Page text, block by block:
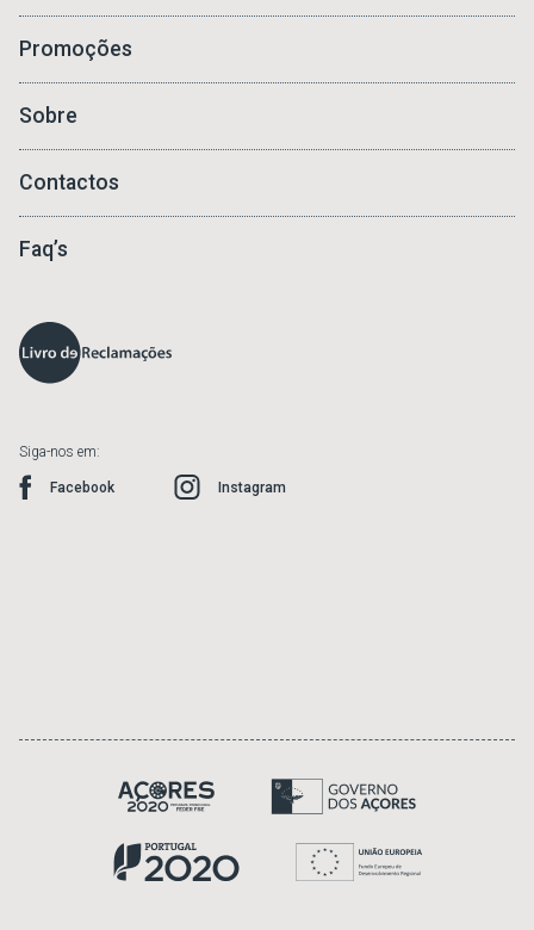
Promoções
Sobre
Contactos
Faq’s
Siga-nos em:
Facebook Instagram